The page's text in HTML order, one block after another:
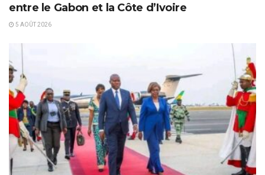
entre le Gabon et la Côte d’Ivoire
5 AOÛT 2026